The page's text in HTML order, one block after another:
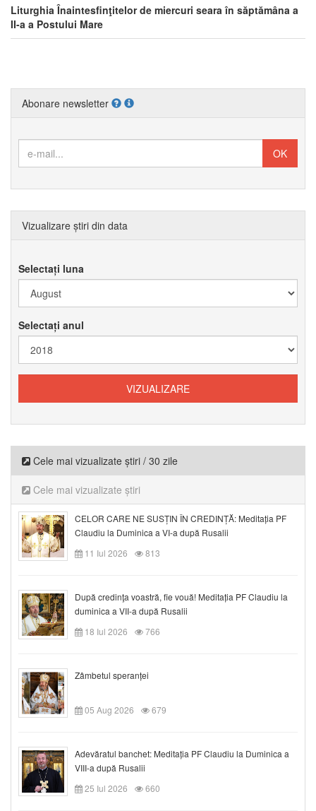
Liturghia Înaintesfinţitelor de miercuri seara în săptămâna a
II-a a Postului Mare
Abonare newsletter
Vizualizare știri din data
Selectați luna
Selectați anul
Cele mai vizualizate știri / 30 zile
Cele mai vizualizate știri
CELOR CARE NE SUSȚIN ÎN CREDINȚĂ: Meditația PF
Claudiu la Duminica a VI-a după Rusalii
11 Iul 2026
813
După credinţa voastră, fie vouă! Meditația PF Claudiu la
duminica a VII-a după Rusalii
18 Iul 2026
766
Zâmbetul speranței
05 Aug 2026 679
Adevăratul banchet: Meditația PF Claudiu la Duminica a
VIII-a după Rusalii
25 Iul 2026
660